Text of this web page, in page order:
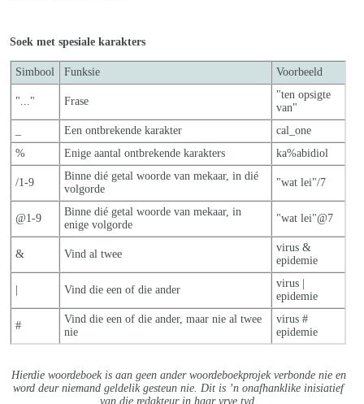
Soek met spesiale karakters
Simbool Funksie Voorbeeld
"..." Frase
"ten opsigte
van"
Een ontbrekende karakter
cal_one
%
Enige aantal ontbrekende karakters ka%abidiol
/1-9
Binne dié getal woorde van mekaar, in dié
volgorde
"wat lei"/7
@1-9
Binne dié getal woorde van mekaar, in
enige volgorde
"wat lei"@7
& Vind al twee
virus &
epidemie
Vind die een of die ander
virus |
epidemie
#
Vind die een of die ander, maar nie al twee
nie
virus #
epidemie
Hierdie woordeboek is aan geen ander woordeboekprojek verbonde nie en
word deur niemand geldelik gesteun nie. Dit is ’n onafhanklike inisiatief
van die redakteur in haar vrye tyd.